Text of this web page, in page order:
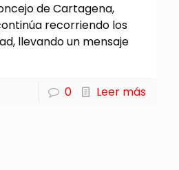
de Cartagena,
recorriendo los
llevando un mensaje
0 Leer más